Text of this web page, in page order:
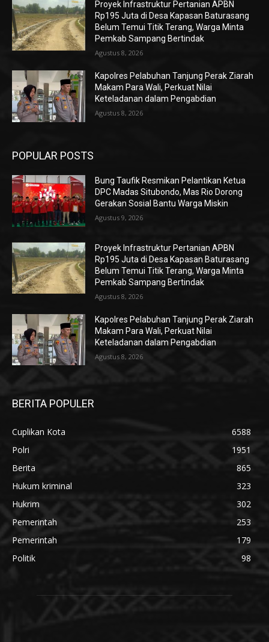
Proyek Infrastruktur Pertanian APBN
Rp195 Juta di Desa Kapasan Baturasang
Belum Temui Titik Terang, Warga Minta
Pemkab Sampang Bertindak
Agustus 8, 2026
Kapolres Pelabuhan Tanjung Perak Ziarah
Makam Para Wali, Perkuat Nilai
Keteladanan dalam Pengabdian
Agustus 8, 2026
POPULAR POSTS
Bung Taufik Resmikan Pelantikan Ketua
DPC Madas Situbondo, Mas Rio Dorong
Gerakan Sosial Bantu Warga Miskin
Agustus 9, 2026
Proyek Infrastruktur Pertanian APBN
Rp195 Juta di Desa Kapasan Baturasang
Belum Temui Titik Terang, Warga Minta
Pemkab Sampang Bertindak
Agustus 8, 2026
Kapolres Pelabuhan Tanjung Perak Ziarah
Makam Para Wali, Perkuat Nilai
Keteladanan dalam Pengabdian
Agustus 8, 2026
BERITA POPULER
Cuplikan Kota
6588
Polri
1951
Berita
865
Hukum kriminal
323
Hukrim
302
Pemerintah
253
Pemerintah
179
Politik
98